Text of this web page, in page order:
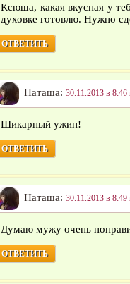
Ксюша, какая вкусная у
духовке готовлю. Нужно
ОТВЕТИТЬ
Наташа: 30.11.2013 в 8:46
Шикарный ужин!
ОТВЕТИТЬ
Наташа: 30.11.2013 в 8:49
Думаю мужу очень
ОТВЕТИТЬ